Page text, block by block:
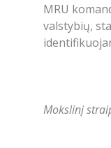
MRU
valstybių,
Mokslinį